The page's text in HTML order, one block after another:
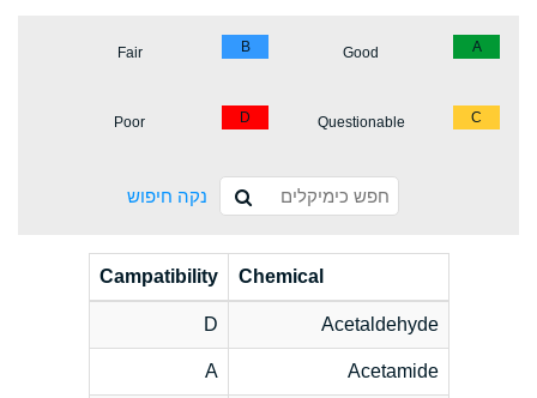
A
Good
B
Fair
C
Questionable
D
Poor
נקה חיפוש
Chemical
Campatibility
Acetaldehyde
D
Acetamide
A